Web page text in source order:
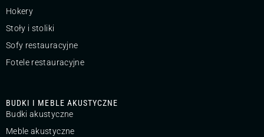
Hokery
Stoły i stoliki
Sofy restauracyjne
Fotele restauracyjne
BUDKI I MEBLE AKUSTYCZNE
Budki akustyczne
Meble akustyczne